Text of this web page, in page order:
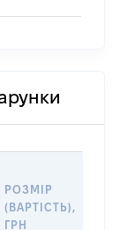
РОЗМІР
(ВАРТІСТЬ),
ГРН